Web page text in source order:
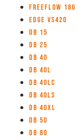
Freeflow 186
Edge VS420
DB 15
DB 25
DB 40
DB 40L
DB 40LC
DB 40LS
DB 40XL
DB 50
DB 80